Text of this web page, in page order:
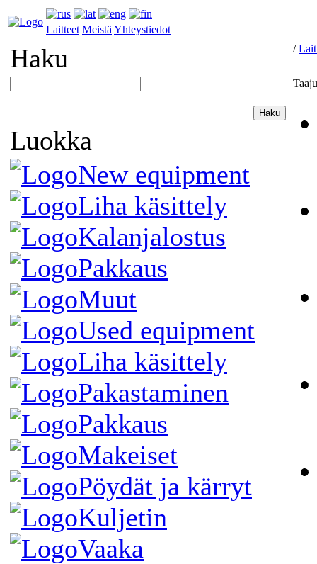
Laitteet Meistä Yhteystiedot
Haku
Luokka
New equipment
Liha käsittely
Kalanjalostus
Pakkaus
Muut
Used equipment
Liha käsittely
Pakastaminen
Pakkaus
Makeiset
Pöydät ja kärryt
Kuljetin
Vaaka
/